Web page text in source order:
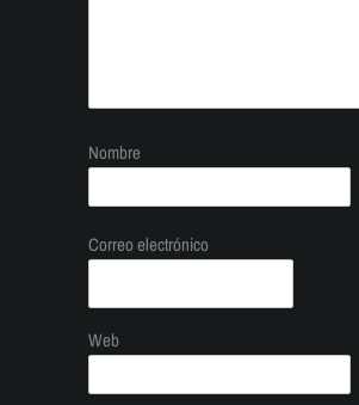
Nombre
Correo electrónico
Web